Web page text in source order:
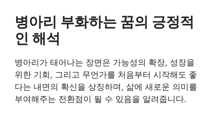
병아리 부화하는 꿈의 긍정적
인 해석
병아리가 태어나는 장면은 가능성의 확장, 성장을
위한 기회, 그리고 무언가를 처음부터 시작해도 좋
다는 내면의 확신을 상징하며, 삶에 새로운 의미를
부여해주는 전환점이 될 수 있음을 알려줍니다.